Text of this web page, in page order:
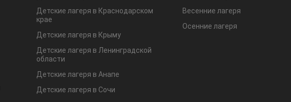
Детские лагеря в Краснодарском
крае
Детские лагеря в Крыму
Детские лагеря в Ленинградской
области
Детские лагеря в Анапе
Детские лагеря в Сочи
Весенние лагеря
Осенние лагеря